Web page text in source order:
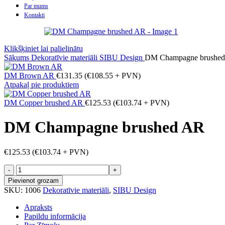
Par mums
Kontakti
Klikšķiniet lai palielinātu
Sākums Dekoratīvie materiāli SIBU Design DM Champagne
DM Brown AR €131.35 (€108.55 + PVN)
Atpakaļ pie produktiem
DM Copper brushed AR €125.53 (€103.74 + PVN)
DM Champagne brushed AR
€125.53 (€103.74 + PVN)
DM
Champagne
brushed
AR
daudzums
Pievienot grozam
SKU: 1006 Dekoratīvie materiāli, SIBU Design
Apraksts
Papildu informācija